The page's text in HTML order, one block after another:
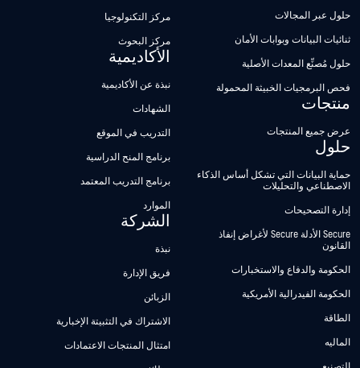
حلول عبر المجالات
ثنائيات البيانات وبوابات الأمان
حلول مُصنِّع المعدات الأصلية
فحص البرمجيات الخبيثة المحمولة
منتجات
عرض جميع المنتجات
حلول
حماية البيانات التي تشكل أساس الذكاء
الاصطناعي والتحليلات
إدارة التصحيحات
Secure الأدلة Secure لأغراض إنفاذ
القانون
الحكومة والدفاع والاستخبارات
الحكومة الفيدرالية الأمريكية
الطاقة
الماليه
مركز التكنولوجيا
مركز البحوث
الأكاديمية
نبذة عن الأكاديمية
الشهادات
التدريب في الموقع
برنامج المنح الدراسية
برنامج التدريب المعتمد
الموارد
الشركة
نبذة
فريق الإدارة
الزبائن
الاشتراك في التثبيتة الإخبارية
امتثال المنتجات الاعتمادات